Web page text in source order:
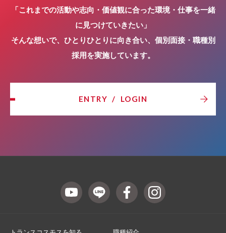
「これまでの活動や志向・価値観に合った環境・仕事を一緒
に見つけていきたい」
そんな想いで、ひとりひとりに向き合い、個別面接・職種別
採用を実施しています。
ENTRY / LOGIN